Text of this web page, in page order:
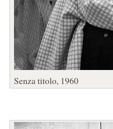
Senza titolo, 1960